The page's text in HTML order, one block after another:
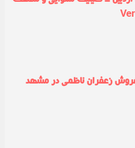
زعفران ناظمی در مشهد